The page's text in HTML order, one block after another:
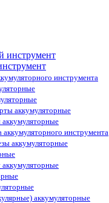
инструмента
аккумуляторные
инструмента
аккумуляторные
аккумуляторные